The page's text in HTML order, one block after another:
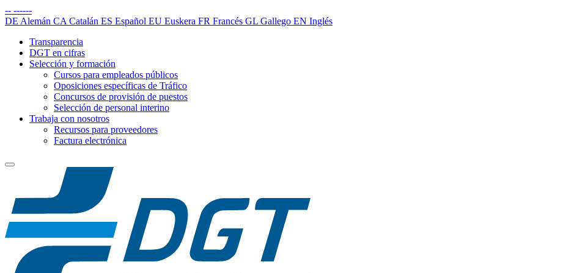
-- ------
DE Alemán CA Catalán ES Español EU Euskera FR Francés GL Gallego EN Inglés
Transparencia
DGT en cifras
Selección y formación
Cursos para empleados públicos
Oposiciones específicas de Tráfico
Concursos de provisión de puestos
Selección de personal interino
Trabaja con nosotros
Recursos para proveedores
Factura electrónica